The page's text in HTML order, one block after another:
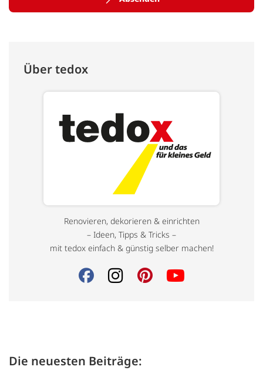
Über tedox
Renovieren, dekorieren & einrichten
– Ideen, Tipps & Tricks –
mit tedox einfach & günstig selber machen!
Die neuesten Beiträge: